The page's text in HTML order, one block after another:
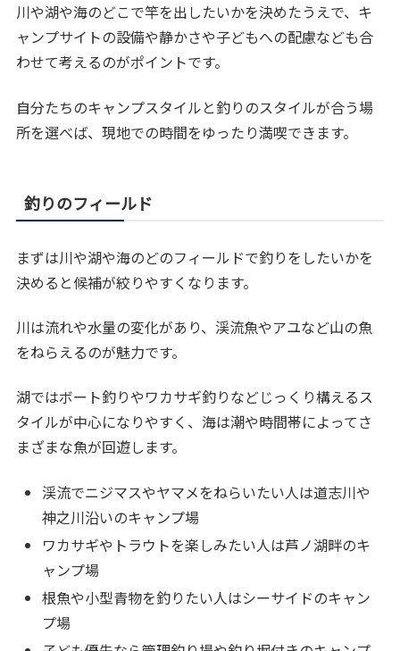
川や湖や海のどこで竿を出したいかを決めたうえで、キ
ャンプサイトの設備や静かさや子どもへの配慮なども合
わせて考えるのがポイントです。
自分たちのキャンプスタイルと釣りのスタイルが合う場
所を選べば、現地での時間をゆったり満喫できます。
釣りのフィールド
まずは川や湖や海のどのフィールドで釣りをしたいかを
決めると候補が絞りやすくなります。
川は流れや水量の変化があり、渓流魚やアユなど山の魚
をねらえるのが魅力です。
湖ではボート釣りやワカサギ釣りなどじっくり構えるス
タイルが中心になりやすく、海は潮や時間帯によってさ
まざまな魚が回遊します。
渓流でニジマスやヤマメをねらいたい人は道志川や
神之川沿いのキャンプ場
ワカサギやトラウトを楽しみたい人は芦ノ湖畔のキ
ャンプ場
根魚や小型青物を釣りたい人はシーサイドのキャン
プ場